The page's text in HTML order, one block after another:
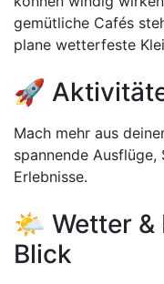
gemütliche Cafés
plane wetterfeste
🚀
Mach mehr aus
spannende
Erlebnisse.
🌤️ Wetter &
Blick